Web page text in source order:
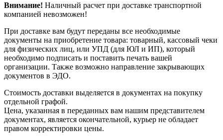
Внимание! Наличный расчет при доставке транспортной
компанией невозможен!
При доставке вам будут переданы все необходимые
документы на приобретение товара: товарный, кассовый чеки
для физических лиц, или УПД (для ЮЛ и ИП), который
необходимо подписать и поставить печать вашей
организации. Также возможно направление закрывающих
документов в ЭДО.
Стоимость доставки выделяется в документах на покупку
отдельной графой.
Цена, указанная в переданных вам нашим представителем
документах, является окончательной, курьер не обладает
правом корректировки цены.